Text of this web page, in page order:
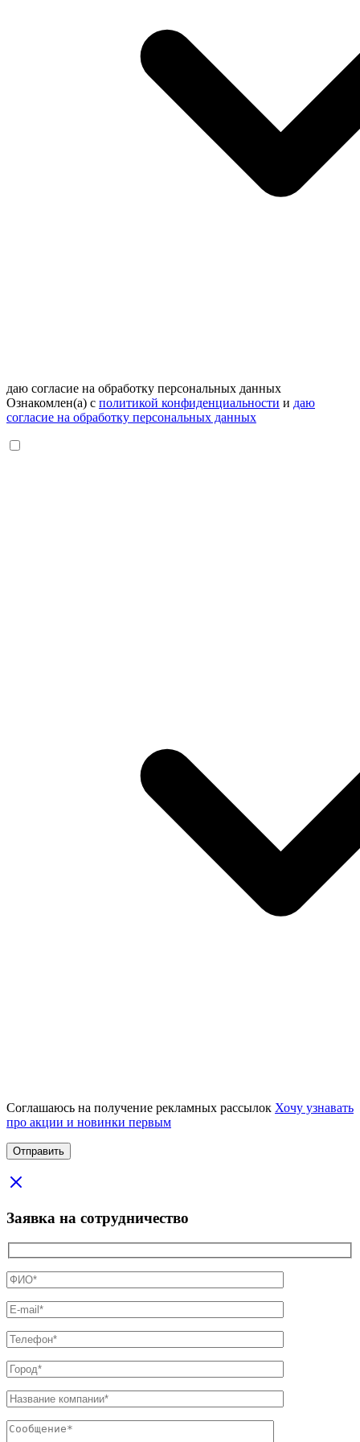
даю согласие на обработку персональных данных
Ознакомлен(а) с политикой конфиденциальности и даю
согласие на обработку персональных данных
Соглашаюсь на получение рекламных рассылок Хочу узнавать
про акции и новинки первым
Заявка на сотрудничество